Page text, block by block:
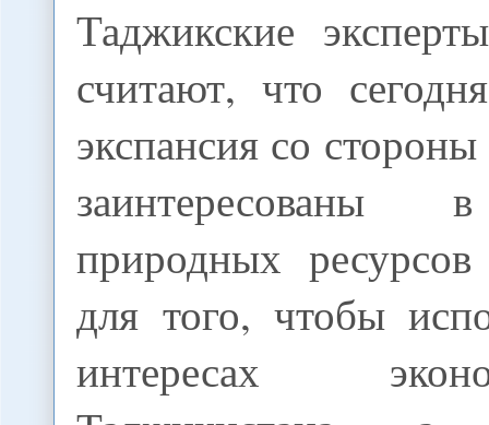
Таджикские
считают, что
экспансия со
заинтересованы
природных
для того, чтобы
интересах